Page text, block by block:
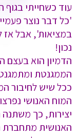
עוד כשחייתי
'כל דבר נוצר
במציאות', אבל אז
נכון!
הדמיון הוא
הממגנטת
ככל שיש לחיבור
המוח האנושי
יצירות, כך
האנושית